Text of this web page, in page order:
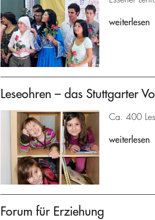
weiterlesen
Leseohren – das Stuttgarter
Ca. 400
weiterlesen
Forum für Erziehung